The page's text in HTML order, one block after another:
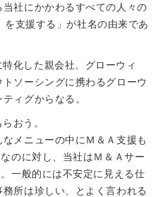
社にかかわるすべての人々の
支援する」が社名の由来であ
化した親会社、グローウィ
ソーシングに携わるグローウ
ィグからなる。
おう。
なメニューの中にＭ＆Ａ支援も
のに対し、当社はＭ＆Ａサー
一般的には不安定に見える仕
所は珍しい、とよく言われる